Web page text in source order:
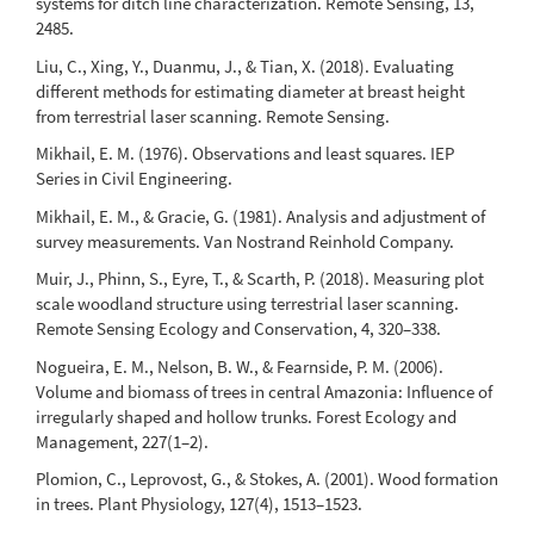
2485.
Liu, C., Xing, Y., Duanmu, J., & Tian, X. (2018). Evaluating
different methods for estimating diameter at breast height
from terrestrial laser scanning. Remote Sensing.
Mikhail, E. M. (1976). Observations and least squares. IEP
Series in Civil Engineering.
Mikhail, E. M., & Gracie, G. (1981). Analysis and adjustment of
survey measurements. Van Nostrand Reinhold Company.
Muir, J., Phinn, S., Eyre, T., & Scarth, P. (2018). Measuring plot
scale woodland structure using terrestrial laser scanning.
Remote Sensing Ecology and Conservation, 4, 320–338.
Nogueira, E. M., Nelson, B. W., & Fearnside, P. M. (2006).
Volume and biomass of trees in central Amazonia: Influence of
irregularly shaped and hollow trunks. Forest Ecology and
Management, 227(1–2).
Plomion, C., Leprovost, G., & Stokes, A. (2001). Wood formation
in trees. Plant Physiology, 127(4), 1513–1523.